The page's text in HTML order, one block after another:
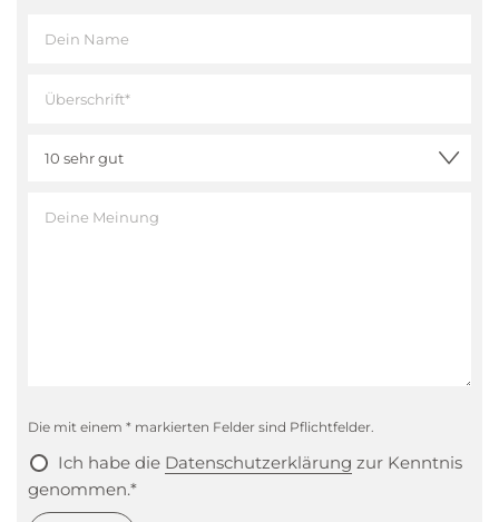
Die mit einem * markierten Felder sind Pflichtfelder.
Ich habe die Datenschutzerklärung zur Kenntnis
genommen.*